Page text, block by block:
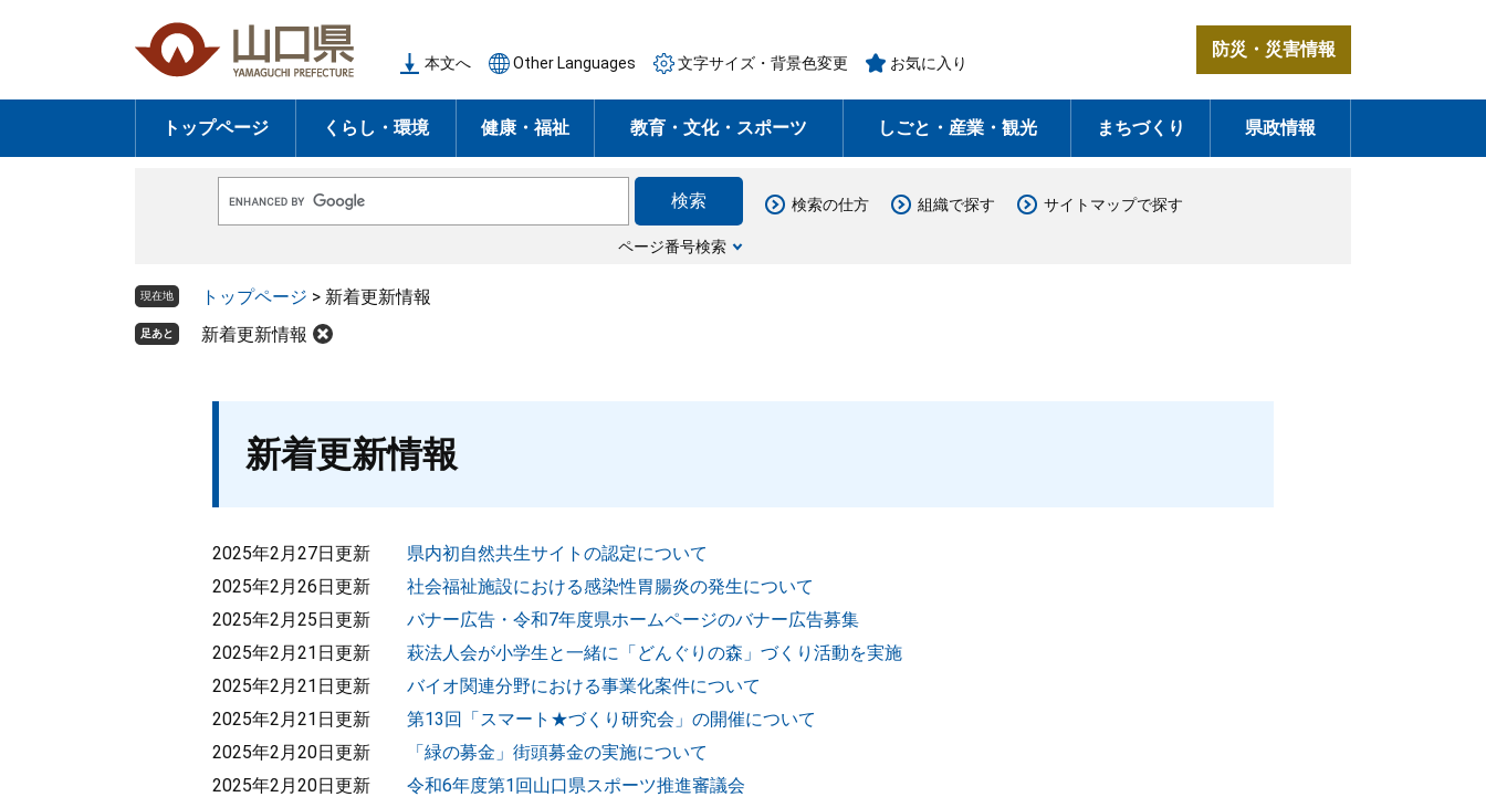
の
頭
ー
飛
本文へ Other Languages 文字サイズ・背景色変更 お気に入り
防災・災害情報
トップページ くらし・環境 健康・福祉 教育・文化・スポーツ しごと・産業・観光 まちづくり 県政情報
o
e
ス
索
ページ番号検索
検索の仕方 組織で探す サイトマップで探す
現在地 トップページ > 新着更新情報
足あと 新着更新情報
新着更新情報
2025年2月27日更新
県内初自然共生サイトの認定について
2025年2月26日更新
社会福祉施設における感染性胃腸炎の発生について
2025年2月25日更新
バナー広告・令和7年度県ホームページのバナー広告募集
2025年2月21日更新
萩法人会が小学生と一緒に「どんぐりの森」づくり活動を実施
2025年2月21日更新
バイオ関連分野における事業化案件について
2025年2月21日更新
第13回「スマート★づくり研究会」の開催について
2025年2月20日更新
「緑の募金」街頭募金の実施について
2025年2月20日更新
令和6年度第1回山口県スポーツ推進審議会